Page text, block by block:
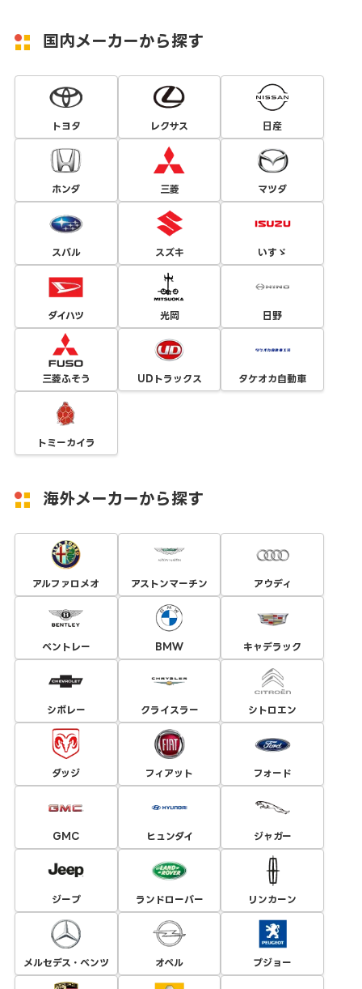
国内メーカーから探す
トヨタ レクサス 日産
ホンダ 三菱 マツダ
スバル スズキ いすゞ
ダイハツ 光岡 日野
三菱ふそう UDトラックス タケオカ自動車
トミーカイラ
海外メーカーから探す
アルファロメオ アストンマーチン アウディ
ベントレー BMW キャデラック
シボレー クライスラー シトロエン
ダッジ フィアット フォード
GMC ヒュンダイ ジャガー
ジープ ランドローバー リンカーン
メルセデス・ベンツ オペル プジョー